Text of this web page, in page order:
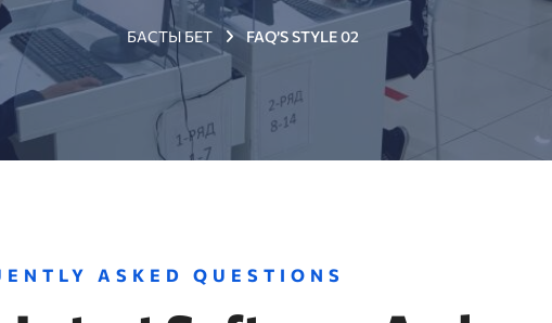
БАСТЫ БЕТ FAQ’S STYLE 02
ASKED QUESTIONS